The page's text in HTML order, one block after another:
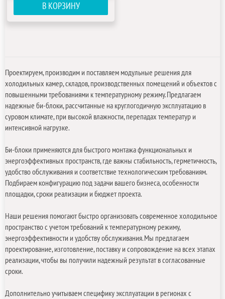
В КОРЗИНУ
Проектируем, производим и поставляем модульные решения для
холодильных камер, складов, производственных помещений и объектов с
повышенными требованиями к температурному режиму. Предлагаем
надежные би-блоки, рассчитанные на круглогодичную эксплуатацию в
суровом климате, при высокой влажности, перепадах температур и
интенсивной нагрузке.
Би-блоки применяются для быстрого монтажа функциональных и
энергоэффективных пространств, где важны стабильность, герметичность,
удобство обслуживания и соответствие технологическим требованиям.
Подбираем конфигурацию под задачи вашего бизнеса, особенности
площадки, сроки реализации и бюджет проекта.
Наши решения помогают быстро организовать современное холодильное
пространство с учетом требований к температурному режиму,
энергоэффективности и удобству обслуживания. Мы предлагаем
проектирование, изготовление, поставку и сопровождение на всех этапах
реализации, чтобы вы получили надежный результат в согласованные
сроки.
Дополнительно учитываем специфику эксплуатации в регионах с